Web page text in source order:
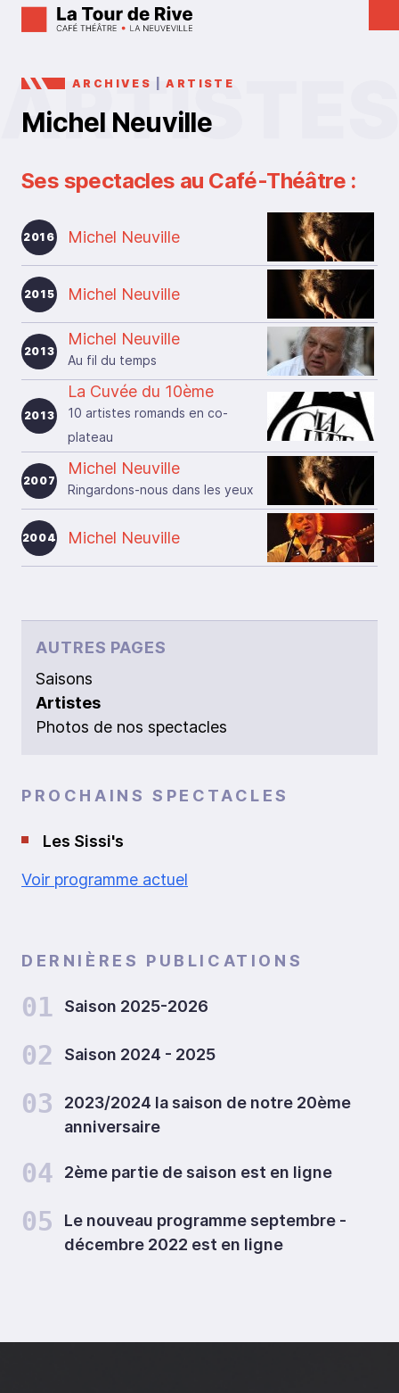
ARCHIVES |ARTISTE
Michel Neuville
Ses spectacles au Café-Théâtre :
2016 Michel Neuville
2015 Michel Neuville
2013
Michel Neuville
Au fil du temps
2013
La Cuvée du 10ème
10 artistes romands en co-
plateau
2007
Michel Neuville
Ringardons-nous dans les yeux
2004 Michel Neuville
AUTRES PAGES
Saisons
Artistes
Photos de nos spectacles
PROCHAINS SPECTACLES
Les Sissi's
Voir programme actuel
DERNIÈRES PUBLICATIONS
01 Saison 2025-2026
02 Saison 2024 - 2025
03
2023/2024 la saison de notre 20ème
anniversaire
04 2ème partie de saison est en ligne
05
Le nouveau programme septembre -
décembre 2022 est en ligne